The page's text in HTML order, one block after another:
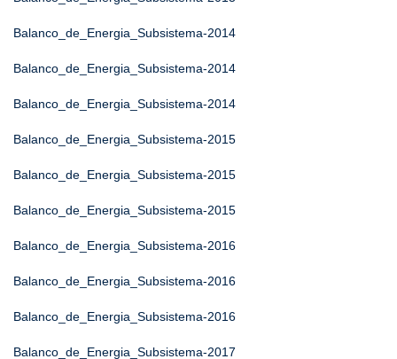
Balanco_de_Energia_Subsistema-2014
Balanco_de_Energia_Subsistema-2014
Balanco_de_Energia_Subsistema-2014
Balanco_de_Energia_Subsistema-2015
Balanco_de_Energia_Subsistema-2015
Balanco_de_Energia_Subsistema-2015
Balanco_de_Energia_Subsistema-2016
Balanco_de_Energia_Subsistema-2016
Balanco_de_Energia_Subsistema-2016
Balanco_de_Energia_Subsistema-2017